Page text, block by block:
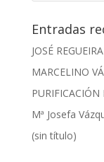
Entradas
JOSÉ
MARCELINO
PURIFICACIÓN
Mª Josefa
(sin título)